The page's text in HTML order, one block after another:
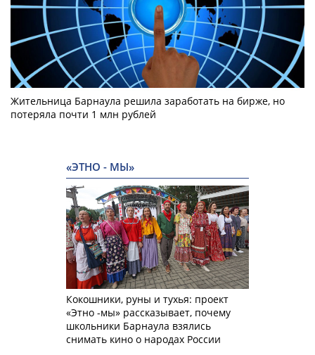
Жительница Барнаула решила заработать на бирже, но
потеряла почти 1 млн рублей
«ЭТНО - МЫ»
Кокошники, руны и тухья: проект
«Этно -мы» рассказывает, почему
школьники Барнаула взялись
снимать кино о народах России